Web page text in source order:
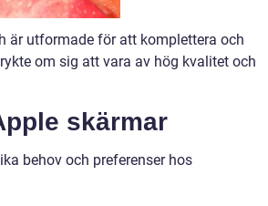
är utformade för att komplettera och
om sig att vara av hög kvalitet och
skärmar
behov och preferenser hos